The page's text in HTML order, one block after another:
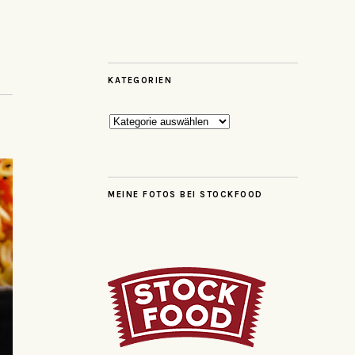
KATEGORIEN
Kategorien
MEINE FOTOS BEI STOCKFOOD